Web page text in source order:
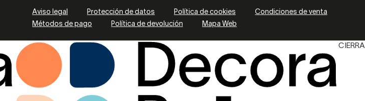
Aviso legal Protección de datos Política de cookies
Condiciones de venta
Métodos de pago
Política de devolución Mapa Web
CIERRA